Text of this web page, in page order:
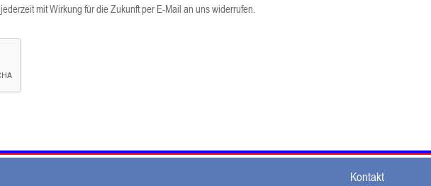
mit Wirkung für die Zukunft per E-Mail an uns widerrufen.
Kontakt